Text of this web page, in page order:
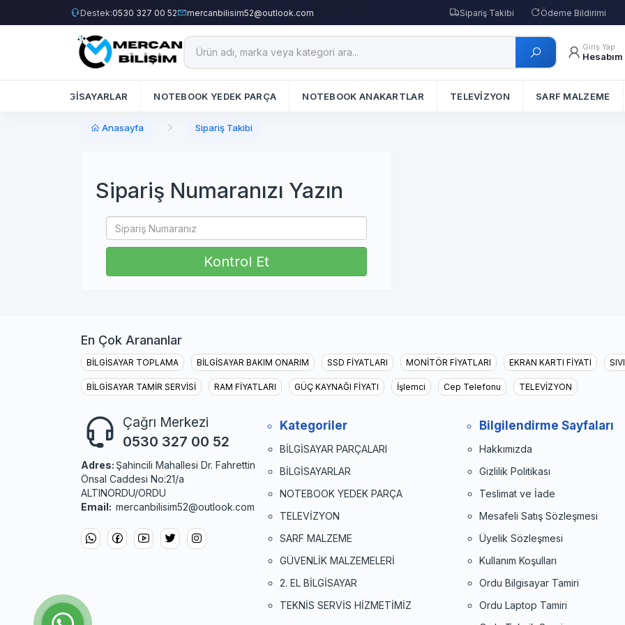
Destek:0530 327 00 52 mercanbilisim52@outlook.com Sipariş Takibi Ödeme Bildirimi
Giriş Yap
Hesabım
BİLGİSAYARLAR NOTEBOOK YEDEK PARÇA NOTEBOOK ANAKARTLAR TELEVİZYON SARF MALZEME
Anasayfa Sipariş Takibi
Sipariş Numaranızı Yazın
Kontrol Et
En Çok Arananlar
BİLGİSAYAR TOPLAMA BİLGİSAYAR BAKIM ONARIM SSD FİYATLARI MONİTÖR FİYATLARI EKRAN KARTI FİYATI
BİLGİSAYAR TAMİR SERVİSİ RAM FİYATLARI GÜÇ KAYNAĞI FİYATI İşlemci Cep Telefonu TELEVİZYON
Çağrı Merkezi
0530 327 00 52
Adres: Şahincili Mahallesi Dr. Fahrettin
Önsal Caddesi No:21/a
ALTINORDU/ORDU
Email: mercanbilisim52@outlook.com
Kategoriler
BİLGİSAYAR PARÇALARI
BİLGİSAYARLAR
NOTEBOOK YEDEK PARÇA
TELEVİZYON
SARF MALZEME
GÜVENLİK MALZEMELERİ
2. EL BİLGİSAYAR
TEKNİS SERVİS HİZMETİMİZ
Bilgilendirme Sayfaları
Hakkımızda
Gizlilik Politikası
Teslimat ve İade
Mesafeli Satış Sözleşmesi
Üyelik Sözleşmesi
Kullanım Koşulları
Ordu Bilgisayar Tamiri
Ordu Laptop Tamiri